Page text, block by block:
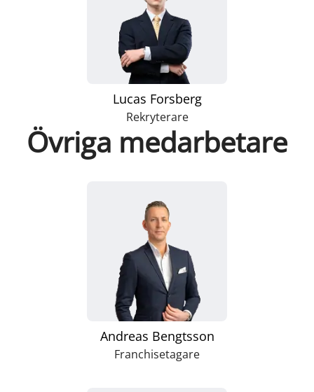
Lucas Forsberg
Rekryterare
Övriga medarbetare
Andreas Bengtsson
Franchisetagare